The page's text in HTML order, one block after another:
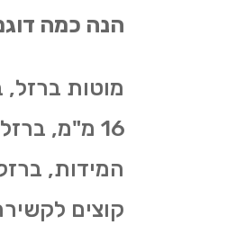
הנה כמה
המידות,